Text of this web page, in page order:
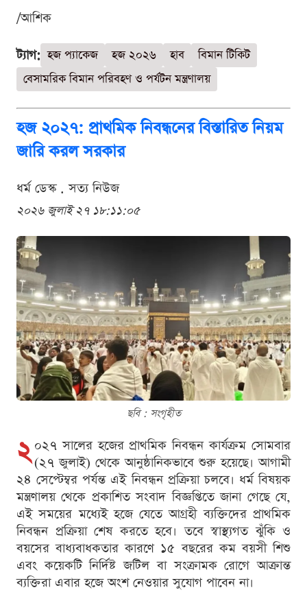
/আশিক
ট্যাগ: হজ প্যাকেজ হজ ২০২৬ হাব
বিমান টিকিট
বেসামরিক বিমান পরিবহণ ও পর্যটন মন্ত্রণালয়
হজ ২০২৭: প্রাথমিক নিবন্ধনের বিস্তারিত নিয়ম
জারি করল সরকার
ধর্ম ডেস্ক . সত্য নিউজ
২০২৬ জুলাই ২৭ ১৮:১১:০৫
ছবি : সংগৃহীত
২ ০২৭ সালের হজের প্রাথমিক নিবন্ধন কার্যক্রম সোমবার
(২৭ জুলাই) থেকে আনুষ্ঠানিকভাবে শুরু হয়েছে। আগামী
২৪ সেপ্টেম্বর পর্যন্ত এই নিবন্ধন প্রক্রিয়া চলবে। ধর্ম বিষয়ক
মন্ত্রণালয় থেকে প্রকাশিত সংবাদ বিজ্ঞপ্তিতে জানা গেছে যে,
এই সময়ের মধ্যেই হজে যেতে আগ্রহী ব্যক্তিদের প্রাথমিক
নিবন্ধন প্রক্রিয়া শেষ করতে হবে। তবে স্বাস্থ্যগত ঝুঁকি ও
বয়সের বাধ্যবাধকতার কারণে ১৫ বছরের কম বয়সী শিশু
এবং কয়েকটি নির্দিষ্ট জটিল বা সংক্রামক রোগে আক্রান্ত
ব্যক্তিরা এবার হজে অংশ নেওয়ার সুযোগ পাবেন না।